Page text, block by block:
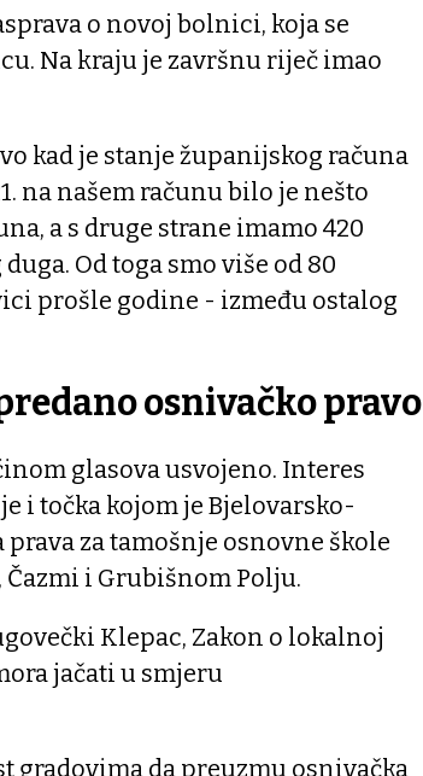
o novoj bolnici, koja se
Na kraju je završnu riječ imao
kad je stanje županijskog računa
na našem računu bilo je nešto
a s druge strane imamo 420
Od toga smo više od 80
prošle godine - između ostalog
osnivačko pravo
glasova usvojeno. Interes
i točka kojom je Bjelovarsko-
za tamošnje osnovne škole
i Grubišnom Polju.
Klepac, Zakon o lokalnoj
jačati u smjeru
gradovima da preuzmu osnivačka